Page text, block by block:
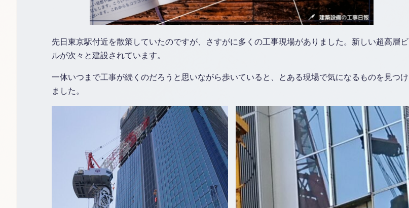
先日東京駅付近を散策していたのですが、さすがに多くの工事現場がありました。新しい超高層ビ
ルが次々と建設されています。
一体いつまで工事が続くのだろうと思いながら歩いていると、とある現場で気になるものを見つけ
ました。